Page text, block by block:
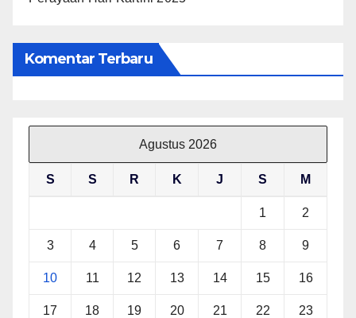
Komentar Terbaru
Agustus 2026
S S R K J S M
1 2
3 4 5 6 7 8 9
10 11 12 13 14 15 16
17 18 19 20 21 22 23